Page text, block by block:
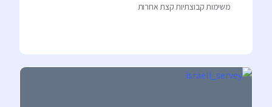
משימות קבוצתיות קצת אחרות